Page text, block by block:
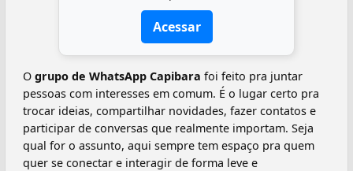
Acessar
O grupo de WhatsApp Capibara foi feito pra juntar
pessoas com interesses em comum. É o lugar certo pra
trocar ideias, compartilhar novidades, fazer contatos e
participar de conversas que realmente importam. Seja
qual for o assunto, aqui sempre tem espaço pra quem
quer se conectar e interagir de forma leve e